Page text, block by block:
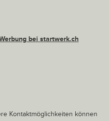
bei startwerk.ch
Kontaktmöglichkeiten können